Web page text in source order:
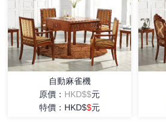
自動麻雀機
原價： HKD$$元
特價：HKD$$元